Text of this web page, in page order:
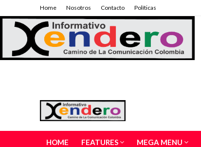
Home Nosotros Contacto Políticas
HOME FEATURES MEGA MENU